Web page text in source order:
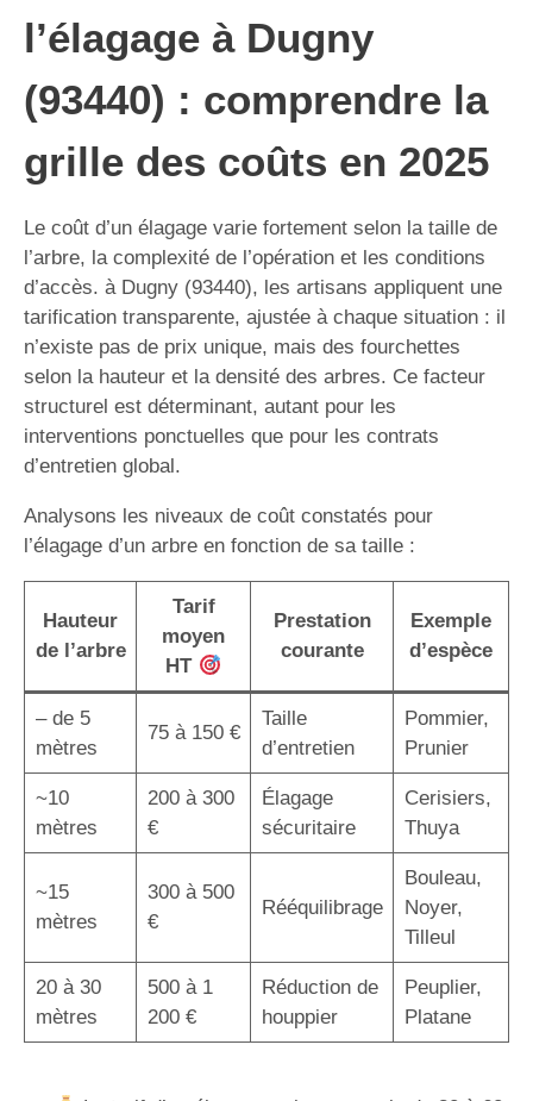
l’élagage à Dugny
(93440) : comprendre la
grille des coûts en 2025
Le coût d’un élagage varie fortement selon la taille de
l’arbre, la complexité de l’opération et les conditions
d’accès. à Dugny (93440), les artisans appliquent une
tarification transparente, ajustée à chaque situation : il
n’existe pas de prix unique, mais des fourchettes
selon la hauteur et la densité des arbres. Ce facteur
structurel est déterminant, autant pour les
interventions ponctuelles que pour les contrats
d’entretien global.
Analysons les niveaux de coût constatés pour
l’élagage d’un arbre en fonction de sa taille :
Hauteur
de l’arbre
Tarif
moyen
HT
Prestation
courante
Exemple
d’espèce
– de 5
mètres
75 à 150 €
Taille
d’entretien
Pommier,
Prunier
~10
mètres
200 à 300
€
Élagage
sécuritaire
Cerisiers,
Thuya
~15
mètres
300 à 500
€
Rééquilibrage
Bouleau,
Noyer,
Tilleul
20 à 30
mètres
500 à 1
200 €
Réduction de
houppier
Peuplier,
Platane